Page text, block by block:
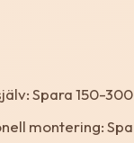
Spara 150-
montering: